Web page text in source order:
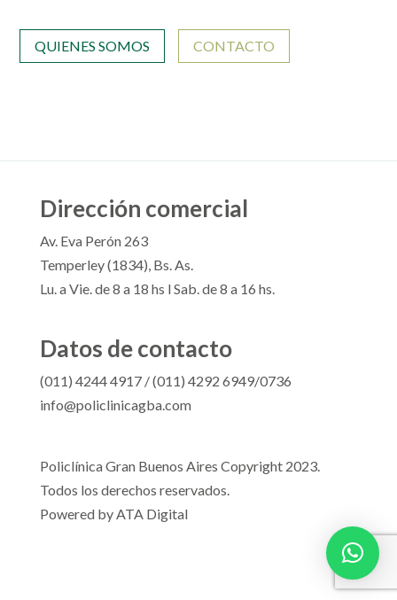
QUIENES SOMOS CONTACTO
Dirección comercial
Av. Eva Perón 263
Temperley (1834), Bs. As.
Lu. a Vie. de 8 a 18 hs l Sab. de 8 a 16 hs.
Datos de contacto
(011) 4244 4917 / (011) 4292 6949/0736
info@policlinicagba.com
Policlínica Gran Buenos Aires Copyright 2023.
Todos los derechos reservados.
Powered by ATA Digital